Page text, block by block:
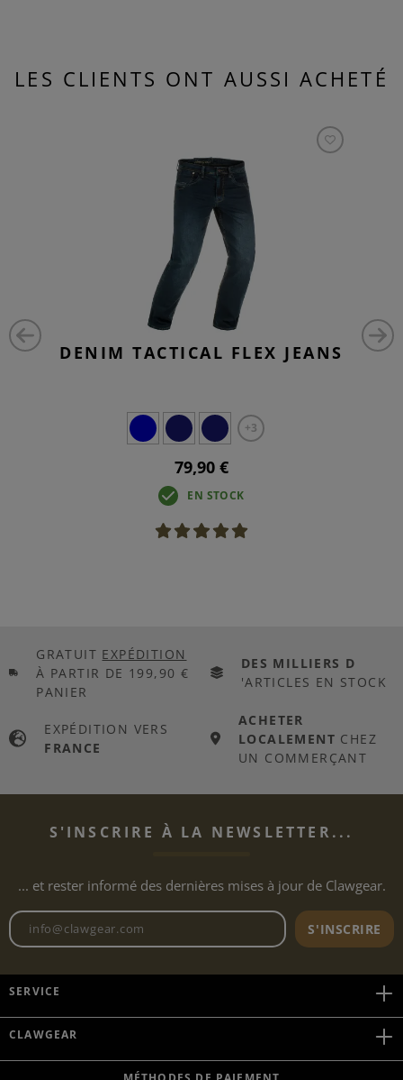
LES CLIENTS ONT AUSSI ACHETÉ
DENIM TACTICAL FLEX JEANS
+3
79,90 €
EN STOCK
GRATUIT EXPÉDITION
À PARTIR DE 199,90 €
PANIER
DES MILLIERS D
'ARTICLES EN STOCK
EXPÉDITION VERS
FRANCE
ACHETER
LOCALEMENT CHEZ
UN COMMERÇANT
S'INSCRIRE À LA NEWSLETTER...
... et rester informé des dernières mises à jour de Clawgear.
Adresse e-mail de laS'INSCRIRE
SERVICE
CLAWGEAR